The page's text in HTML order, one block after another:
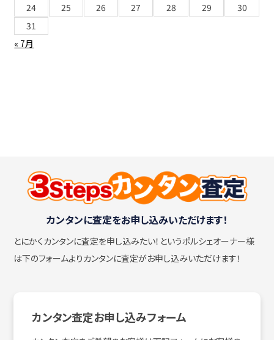
« 7月
24
25 26 27 28 29
30
31
カンタンに査定をお申し込みいただけます！
とにかくカンタンに査定を申し込みたい！ というポルシェオーナー様
は下のフォームよりカンタンに査定がお申し込みいただけます！
カンタン査定お申し込みフォーム